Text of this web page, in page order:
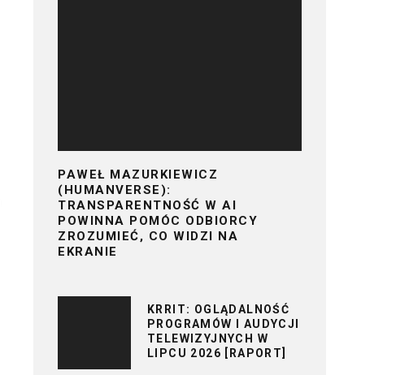
PAWEŁ MAZURKIEWICZ
(HUMANVERSE):
TRANSPARENTNOŚĆ W AI
POWINNA POMÓC ODBIORCY
ZROZUMIEĆ, CO WIDZI NA
EKRANIE
KRRIT: OGLĄDALNOŚĆ
PROGRAMÓW I AUDYCJI
TELEWIZYJNYCH W
LIPCU 2026 [RAPORT]